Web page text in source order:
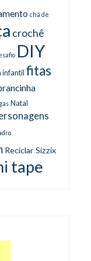
chá de
crochê
DIY
infantil fitas
Natal
Reciclar Sizzix
tape